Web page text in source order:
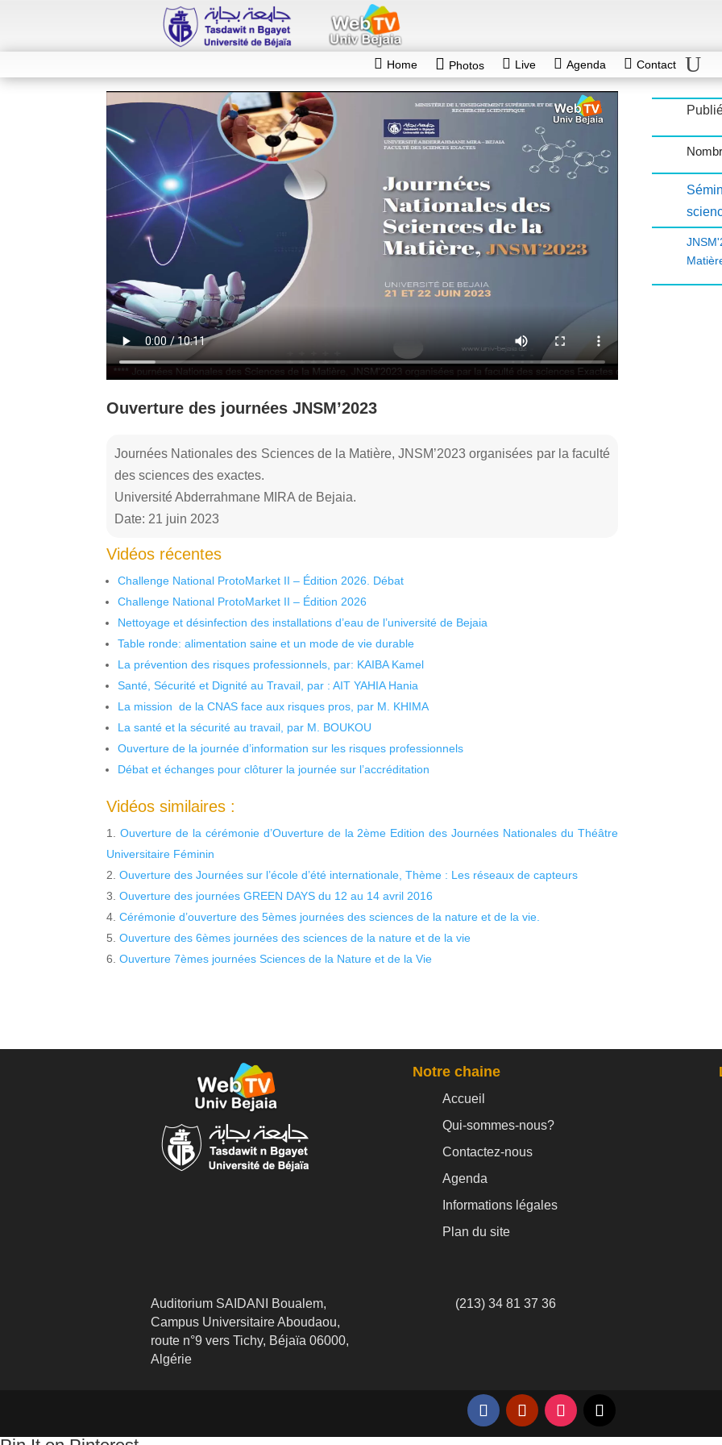
Home Photos Live Agenda Contact
Ouverture des journées JNSM’2023
Journées Nationales des Sciences de la Matière, JNSM’2023 organisées par la faculté
des sciences des exactes.
Université Abderrahmane MIRA de Bejaia.
Date: 21 juin 2023
Vidéos récentes
Challenge National ProtoMarket II – Édition 2026. Débat
Challenge National ProtoMarket II – Édition 2026
Nettoyage et désinfection des installations d’eau de l’université de Bejaia
Table ronde: alimentation saine et un mode de vie durable
La prévention des risques professionnels, par: KAIBA Kamel
Santé, Sécurité et Dignité au Travail, par : AIT YAHIA Hania
La mission de la CNAS face aux risques pros, par M. KHIMA
La santé et la sécurité au travail, par M. BOUKOU
Ouverture de la journée d’information sur les risques professionnels
Débat et échanges pour clôturer la journée sur l’accréditation
Vidéos similaires :
Ouverture de la cérémonie d’Ouverture de la 2ème Edition des Journées Nationales du Théâtre
Universitaire Féminin
Ouverture des Journées sur l’école d’été internationale, Thème : Les réseaux de capteurs
Ouverture des journées GREEN DAYS du 12 au 14 avril 2016
Cérémonie d’ouverture des 5èmes journées des sciences de la nature et de la vie.
Ouverture des 6èmes journées des sciences de la nature et de la vie
Ouverture 7èmes journées Sciences de la Nature et de la Vie
Notre chaine
Accueil
Qui-sommes-nous?
Contactez-nous
Agenda
Informations légales
Plan du site
Auditorium SAIDANI Boualem,
Campus Universitaire Aboudaou,
route n°9 vers Tichy, Béjaïa 06000,
Algérie
(213) 34 81 37 36